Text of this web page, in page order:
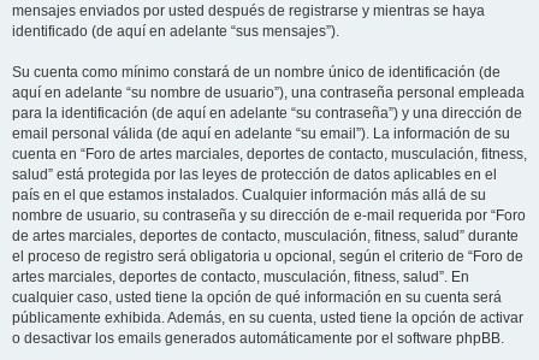
mensajes enviados por usted después de registrarse y mientras se haya
identificado (de aquí en adelante “sus mensajes”).
Su cuenta como mínimo constará de un nombre único de identificación (de
aquí en adelante “su nombre de usuario”), una contraseña personal empleada
para la identificación (de aquí en adelante “su contraseña”) y una dirección de
email personal válida (de aquí en adelante “su email”). La información de su
cuenta en “Foro de artes marciales, deportes de contacto, musculación, fitness,
salud” está protegida por las leyes de protección de datos aplicables en el
país en el que estamos instalados. Cualquier información más allá de su
nombre de usuario, su contraseña y su dirección de e-mail requerida por “Foro
de artes marciales, deportes de contacto, musculación, fitness, salud” durante
el proceso de registro será obligatoria u opcional, según el criterio de “Foro de
artes marciales, deportes de contacto, musculación, fitness, salud”. En
cualquier caso, usted tiene la opción de qué información en su cuenta será
públicamente exhibida. Además, en su cuenta, usted tiene la opción de activar
o desactivar los emails generados automáticamente por el software phpBB.